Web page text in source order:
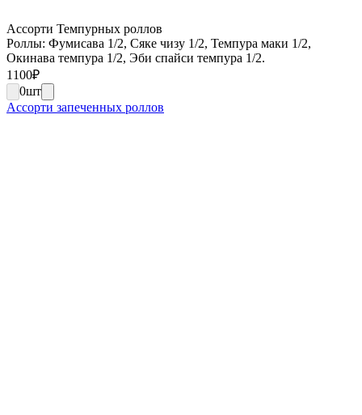
Ассорти Темпурных роллов
Роллы: Фумисава 1/2, Сяке чизу 1/2, Темпура маки 1/2,
Окинава темпура 1/2, Эби спайси темпура 1/2.
1100₽
0шт
Ассорти запеченных роллов